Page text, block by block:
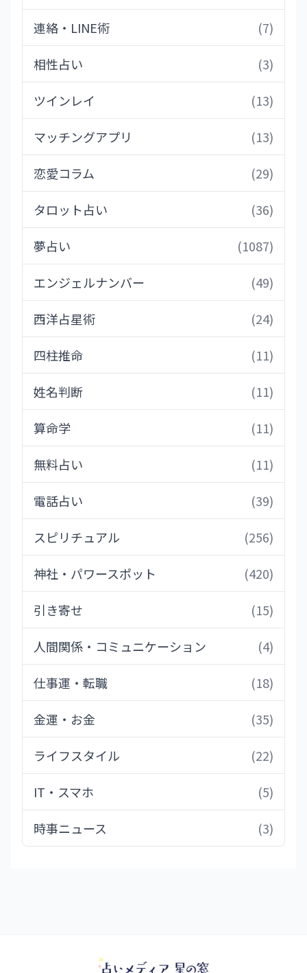
連絡・LINE術 (7)
相性占い (3)
ツインレイ (13)
マッチングアプリ (13)
恋愛コラム (29)
タロット占い (36)
夢占い (1087)
エンジェルナンバー (49)
西洋占星術 (24)
四柱推命 (11)
姓名判断 (11)
算命学 (11)
無料占い (11)
電話占い (39)
スピリチュアル (256)
神社・パワースポット (420)
引き寄せ (15)
人間関係・コミュニケーション (4)
仕事運・転職 (18)
金運・お金 (35)
ライフスタイル (22)
IT・スマホ (5)
時事ニュース (3)